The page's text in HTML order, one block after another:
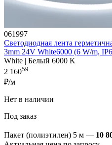
061997
Светодиодная лента
3mm 24V White6000 (6 W/m,
White | Белый 6000 K
2 16059
₽/м
Нет в наличии
Под заказ
Пакет (полиэтилен) 5 м — 10